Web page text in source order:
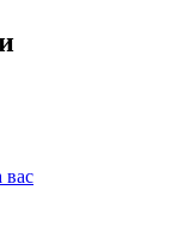
вас